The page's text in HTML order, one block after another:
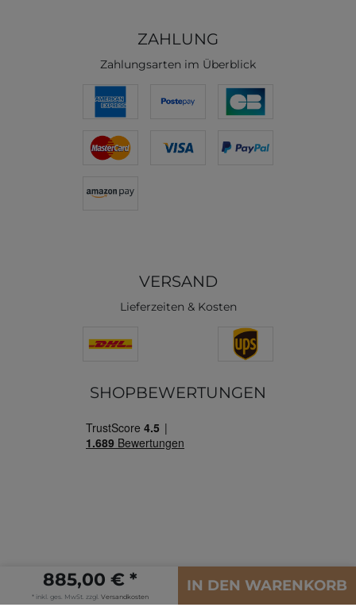
885,00 € *
* inkl. ges. MwSt. zzgl. Versandkosten
IN DEN WARENKORB
ZAHLUNG
Zahlungsarten im Überblick
VERSAND
Lieferzeiten & Kosten
SHOPBEWERTUNGEN
Letzte Aktualisierung: 06.08.2026